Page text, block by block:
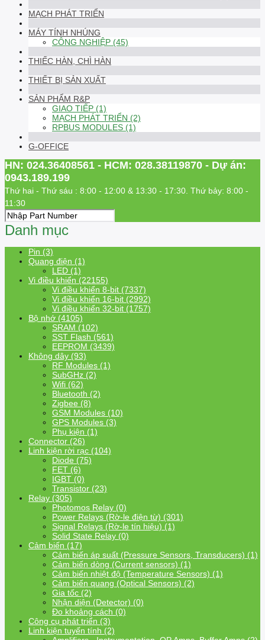
MẠCH PHÁT TRIỂN
MÁY TÍNH NHÚNG
CÔNG NGHIỆP (45)
THIẾC HÀN, CHÌ HÀN
THIẾT BỊ SẢN XUẤT
SẢN PHẨM R&P
GIAO TIẾP (1)
MẠCH PHÁT TRIỂN (2)
RPBUS MODULES (1)
G-OFFICE
HN: 024.36408561 - HCM: 028.38119870 - Dự án:
0943.189.199
Thứ hai - Thứ sáu : 8:00 - 12:00 & 13:30 - 17:30. Thứ bảy: 8:00 -
11:30
Danh mục
Pin (3)
Quang điện (1)
LED (1)
Vi điều khiển (22155)
Vi điều khiển 8-bit (7337)
Vi điều khiển 16-bit (2992)
Vi điều khiển 32-bit (1757)
Bộ nhớ (4105)
SRAM (102)
SST Flash (561)
EEPROM (3439)
Không dây (93)
RF Modules (1)
SubGHz (2)
Wifi (62)
Bluetooth (2)
Zigbee (8)
GSM Modules (10)
GPS Modules (3)
Phụ kiện (1)
Connector (26)
Linh kiện rời rạc (104)
Diode (75)
FET (6)
IGBT (0)
Transistor (23)
Relay (305)
Photomos Relay (0)
Power Relays (Rờ-le điện từ) (301)
Signal Relays (Rờ-le tín hiệu) (1)
Solid State Relay (0)
Cảm biến (17)
Cảm biến áp suất (Pressure Sensors, Transducers) (1)
Cảm biến dòng (Current sensors) (1)
Cảm biến nhiệt độ (Temperature Sensors) (1)
Cảm biến quang (Optical Sensors) (2)
Gia tốc (2)
Nhận diện (Detector) (0)
Đo khoảng cách (0)
Công cụ phát triển (3)
Linh kiện tuyến tính (2)